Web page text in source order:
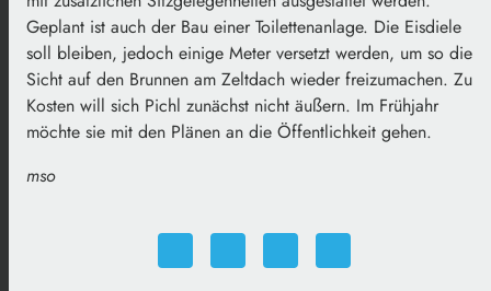
Geplant ist auch der Bau einer Toilettenanlage. Die Eisdiele
soll bleiben, jedoch einige Meter versetzt werden, um so die
Sicht auf den Brunnen am Zeltdach wieder freizumachen. Zu
Kosten will sich Pichl zunächst nicht äußern. Im Frühjahr
möchte sie mit den Plänen an die Öffentlichkeit gehen.
mso